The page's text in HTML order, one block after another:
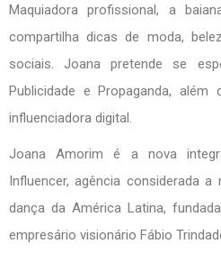
Maquiadora profissional, a
compartilha dicas de moda,
sociais. Joana pretende se
Publicidade e Propaganda,
influenciadora digital.
Joana Amorim é a nova
Influencer, agência considerada
dança da América Latina,
empresário visionário Fábio